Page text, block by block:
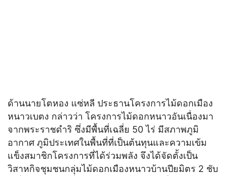
ด้านนายโตหอง แซ่หลี ประธานโครงการไม้ดอกเมือง
หนาวเบตง กล่าวว่า โครงการไม้ดอกหนาวอันเนื่องมา
จากพระราชดำริ ซึ่งมีพื้นที่เฉลี่ย 50 ไร่ มีสภาพภูมิ
อากาศ ภูมิประเทศในพื้นที่ที่เป็นต้นทุนและความเข้ม
แข็งสมาชิกโครงการที่ได้ร่วมพลัง จึงได้จัดตั้งเป็น
วิสาหกิจชุมชนกลุ่มไม้ดอกเมืองหนาวบ้านปียมิตร 2 ชับ